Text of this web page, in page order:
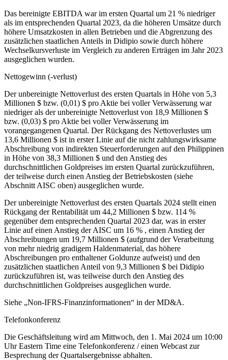
Das bereinigte EBITDA war im ersten Quartal um 21 % niedriger
als im entsprechenden Quartal 2023, da die höheren Umsätze durch
höhere Umsatzkosten in allen Betrieben und die Abgrenzung des
zusätzlichen staatlichen Anteils in Didipio sowie durch höhere
Wechselkursverluste im Vergleich zu anderen Erträgen im Jahr 2023
ausgeglichen wurden.
Nettogewinn (-verlust)
Der unbereinigte Nettoverlust des ersten Quartals in Höhe von 5,3
Millionen $ bzw. (0,01) $ pro Aktie bei voller Verwässerung war
niedriger als der unbereinigte Nettoverlust von 18,9 Millionen $
bzw. (0,03) $ pro Aktie bei voller Verwässerung im
vorangegangenen Quartal. Der Rückgang des Nettoverlustes um
13,6 Millionen $ ist in erster Linie auf die nicht zahlungswirksame
Abschreibung von indirekten Steuerforderungen auf den Philippinen
in Höhe von 38,3 Millionen $ und den Anstieg des
durchschnittlichen Goldpreises im ersten Quartal zurückzuführen,
der teilweise durch einen Anstieg der Betriebskosten (siehe
Abschnitt AISC oben) ausgeglichen wurde.
Der unbereinigte Nettoverlust des ersten Quartals 2024 stellt einen
Rückgang der Rentabilität um 44,2 Millionen $ bzw. 114 %
gegenüber dem entsprechenden Quartal 2023 dar, was in erster
Linie auf einen Anstieg der AISC um 16 % , einen Anstieg der
Abschreibungen um 19,7 Millionen $ (aufgrund der Verarbeitung
von mehr niedrig gradigem Haldenmaterial, das höhere
Abschreibungen pro enthaltener Goldunze aufweist) und den
zusätzlichen staatlichen Anteil von 9,3 Millionen $ bei Didipio
zurückzuführen ist, was teilweise durch den Anstieg des
durchschnittlichen Goldpreises ausgeglichen wurde.
Siehe „Non-IFRS-Finanzinformationen“ in der MD&A.
Telefonkonferenz
Die Geschäftsleitung wird am Mittwoch, den 1. Mai 2024 um 10:00
Uhr Eastern Time eine Telefonkonferenz / einen Webcast zur
Besprechung der Quartalsergebnisse abhalten.